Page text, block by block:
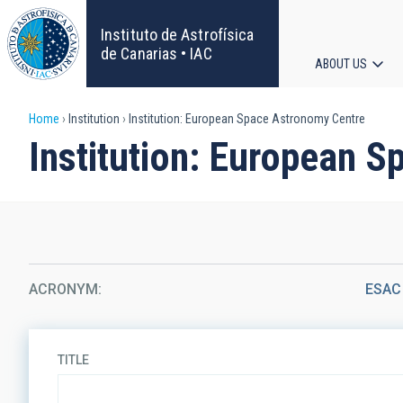
Skip
to
main
content
Instituto de Astrofísica
de Canarias • IAC
ABOUT US
Breadcrumb
Home Institution Institution: European Space Astronomy Centre
Institution: European
ACRONYM ESAC
TITLE